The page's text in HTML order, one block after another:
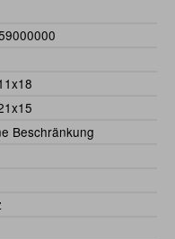
Beschränkung